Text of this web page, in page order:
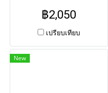
ประกอบด้วย ขาว ม่วง ชมพู มี
ขนาด16" ราคา 2050.-
฿2,050
เปรียบเทียบ
New